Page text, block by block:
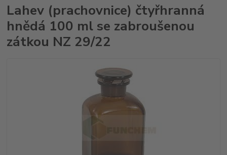
Lahev (prachovnice) čtyřhranná
hnědá 100 ml se zabroušenou
zátkou NZ 29/22